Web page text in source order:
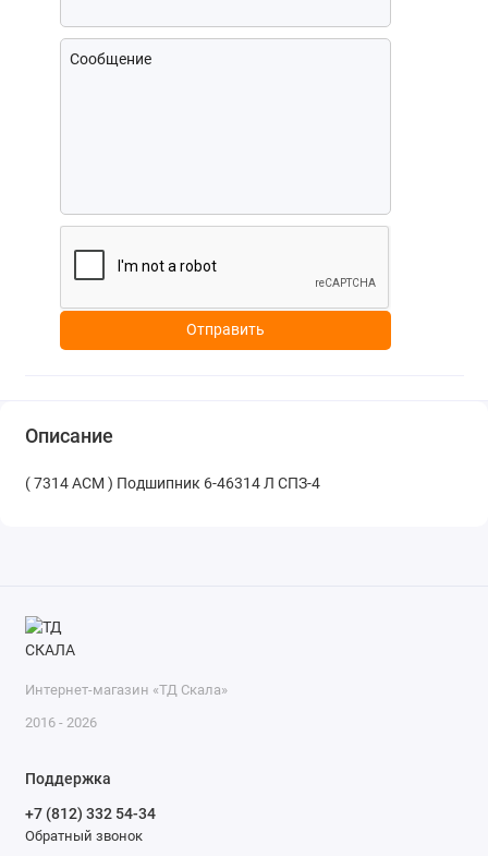
Отправить
Описание
( 7314 АСМ ) Подшипник 6-46314 Л СПЗ-4
Интернет-магазин «ТД Скала»
2016 - 2026
Поддержка
+7 (812) 332 54-34
Обратный звонок